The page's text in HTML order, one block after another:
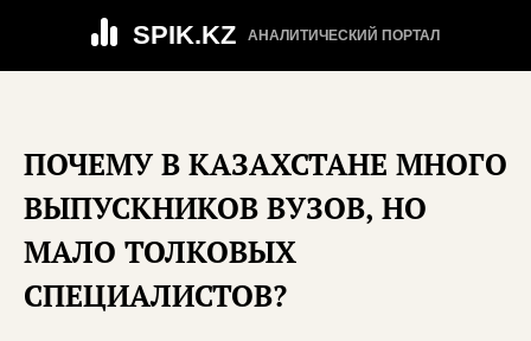
SPIK.KZ АНАЛИТИЧЕСКИЙ ПОРТАЛ
ПОЧЕМУ В КАЗАХСТАНЕ МНОГО
ВЫПУСКНИКОВ ВУЗОВ, НО
МАЛО ТОЛКОВЫХ
СПЕЦИАЛИСТОВ?